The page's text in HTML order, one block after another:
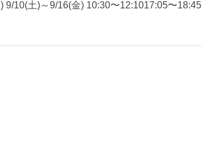
9/10(土)～9/16(金) 10:30〜12:1017:05〜18:45